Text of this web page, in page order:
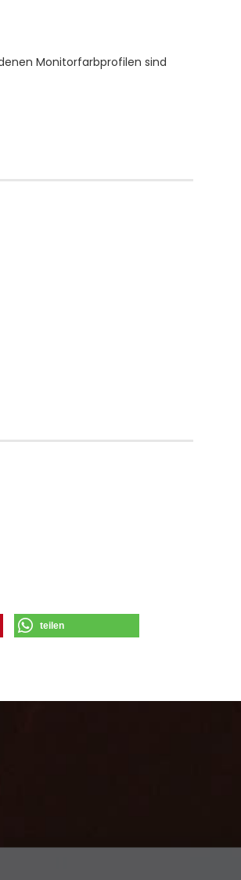
Monitorfarbprofilen sind
teilen